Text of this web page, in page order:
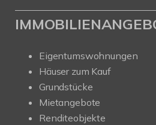
Eigentumswohnungen
Häuser zum Kauf
Grundstücke
Mietangebote
Renditeobjekte